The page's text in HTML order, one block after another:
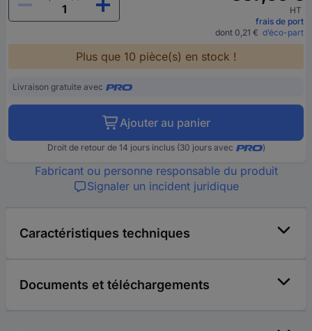
HT
frais de port
dont 0,21 € d’éco-part
Plus que 10 pièce(s) en stock !
Livraison gratuite avec
Ajouter au panier
Droit de retour de 14 jours inclus (30 jours avec )
Fabricant ou personne responsable du produit
Signaler un incident juridique
Caractéristiques techniques
Documents et téléchargements